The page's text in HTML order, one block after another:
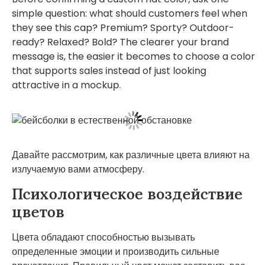
simple question: what should customers feel when
they see this cap? Premium? Sporty? Outdoor-
ready? Relaxed? Bold? The clearer your brand
message is, the easier it becomes to choose a color
that supports sales instead of just looking
attractive in a mockup.
Давайте рассмотрим, как различные цвета влияют на
излучаемую вами атмосферу.
Психологическое воздействие
цветов
Цвета обладают способностью вызывать
определенные эмоции и производить сильные